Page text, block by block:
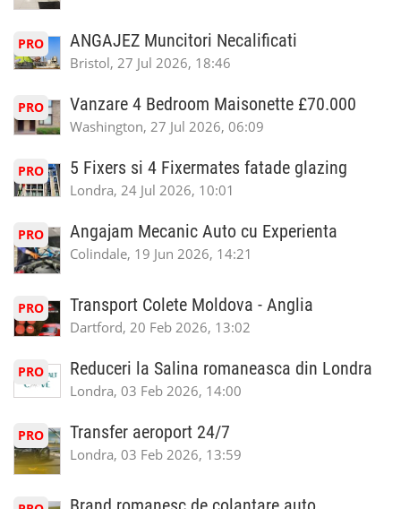
PRO ANGAJEZ Muncitori Necalificati
Bristol, 27 Jul 2026, 18:46
PRO Vanzare 4 Bedroom Maisonette £70.000
Washington, 27 Jul 2026, 06:09
PRO 5 Fixers si 4 Fixermates fatade glazing
Londra, 24 Jul 2026, 10:01
PRO Angajam Mecanic Auto cu Experienta
Colindale, 19 Jun 2026, 14:21
PRO Transport Colete Moldova - Anglia
Dartford, 20 Feb 2026, 13:02
PRO Reduceri la Salina romaneasca din Londra
Londra, 03 Feb 2026, 14:00
PRO Transfer aeroport 24/7
Londra, 03 Feb 2026, 13:59